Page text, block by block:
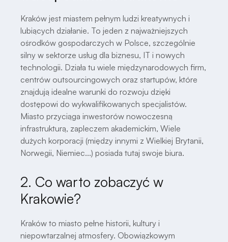
Kraków jest miastem pełnym ludzi kreatywnych i
lubiących działanie. To jeden z najważniejszych
ośrodków gospodarczych w Polsce, szczególnie
silny w sektorze usług dla biznesu, IT i nowych
technologii. Działa tu wiele międzynarodowych firm,
centrów outsourcingowych oraz startupów, które
znajdują idealne warunki do rozwoju dzięki
dostępowi do wykwalifikowanych specjalistów.
Miasto przyciąga inwestorów nowoczesną
infrastrukturą, zapleczem akademickim, Wiele
dużych korporacji (między innymi z Wielkiej Brytanii,
Norwegii, Niemiec...) posiada tutaj swoje biura.
2. Co warto zobaczyć w
Krakowie?
Kraków to miasto pełne historii, kultury i
niepowtarzalnej atmosfery. Obowiązkowym